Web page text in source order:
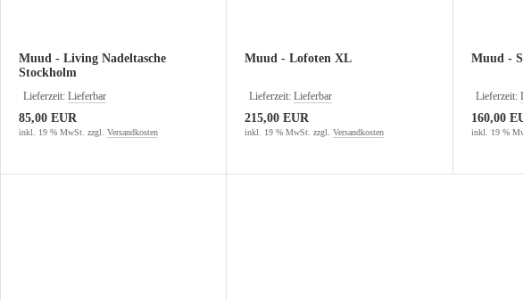
Muud - Living Nadeltasche
Stockholm
Lieferzeit: Lieferbar
85,00 EUR
inkl. 19 % MwSt. zzgl. Versandkosten
Muud - Lofoten XL
Lieferzeit:Lieferbar
215,00 EUR
inkl. 19 % MwSt. zzgl.Versandkosten
Muud -
Lieferzeit:
160,00
inkl. 19 %